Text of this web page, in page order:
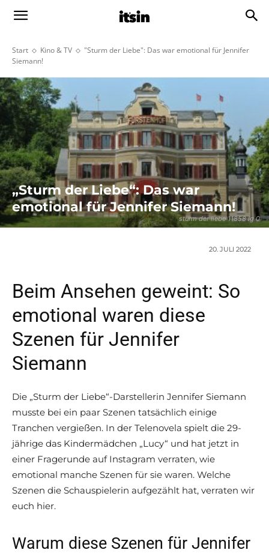
Start Kino & TV
"Sturm der Liebe": Das war emotional für Jennifer
Siemann!
sturm der liebe 11858 lg 0
„Sturm der Liebe“: Das war
emotional für Jennifer Siemann!
20. JULI 2022
Beim Ansehen geweint: So
emotional waren diese
Szenen für Jennifer
Siemann
Die „Sturm der Liebe“-Darstellerin Jennifer Siemann
musste bei ein paar Szenen tatsächlich einige
Tranchen vergießen. In der Telenovela spielt die 29-
jährige das Kindermädchen „Lucy“ und hat jetzt in
einer Fragerunde auf Instagram verraten, wie
emotional manche Szenen für sie waren. Welche
Szenen die Schauspielerin aufgezählt hat, verraten wir
euch hier.
Warum diese Szenen für Jennifer